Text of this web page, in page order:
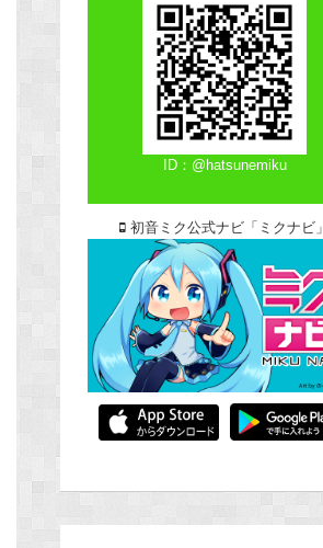
ID：@hatsunemiku
初音ミク公式ナビ「ミクナビ」